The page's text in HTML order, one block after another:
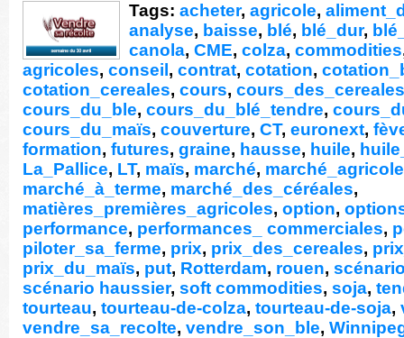
Tags: acheter, agricole,
analyse, baisse, blé, blé_dur,
canola, CME, colza, commodities
agricoles, conseil , contrat, cotation,
cotation_cereales, cours, cours_des_cereales
cours_du_ble, cours_du_blé_tendre,
cours_du_maïs, couverture, CT, euronext,
formation, futures, graine, hausse, huile,
La_Pallice, LT, maïs, marché, marché_agricole
marché_à_terme, marché_des_céréales,
matières_premières_agricoles, option,
performance, performances_ commerciales,
piloter_sa_ferme, prix, prix_des_cereales,
prix_du_maïs, put, Rotterdam, rouen,
scénario haussier, soft commodities, soja,
tourteau, tourteau-de-colza, tourteau-de-soja,
vendre_sa_recolte, vendre_son_ble,